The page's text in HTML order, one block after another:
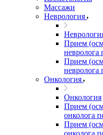
Массажи
Неврология
Прием
невролога
Прием
невролога
Онкология
Онкология
Прием
онколога
Прием
онколога